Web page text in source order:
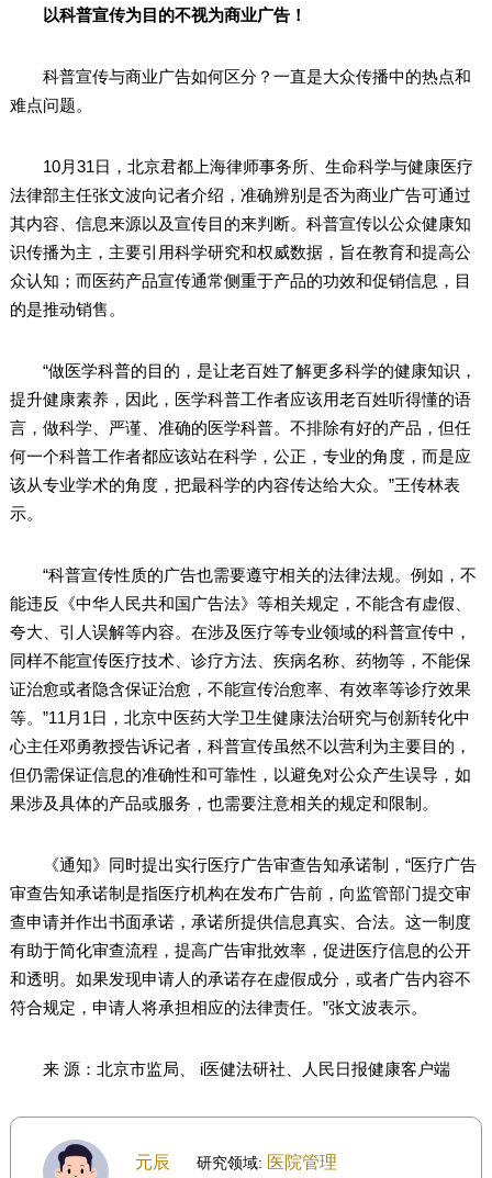
以科普宣传为目的不视为商业广告！
科普宣传与商业广告如何区分？一直是大众传播中的热点和
难点问题。
10月31日，北京君都上海律师事务所、生命科学与健康医疗
法律部主任张文波向记者介绍，准确辨别是否为商业广告可通过
其内容、信息来源以及宣传目的来判断。科普宣传以公众健康知
识传播为主，主要引用科学研究和权威数据，旨在教育和提高公
众认知；而医药产品宣传通常侧重于产品的功效和促销信息，目
的是推动销售。
“做医学科普的目的，是让老百姓了解更多科学的健康知识，
提升健康素养，因此，医学科普工作者应该用老百姓听得懂的语
言，做科学、严谨、准确的医学科普。不排除有好的产品，但任
何一个科普工作者都应该站在科学，公正，专业的角度，而是应
该从专业学术的角度，把最科学的内容传达给大众。”王传林表
示。
“科普宣传性质的广告也需要遵守相关的法律法规。例如，不
能违反《中华人民共和国广告法》等相关规定，不能含有虚假、
夸大、引人误解等内容。在涉及医疗等专业领域的科普宣传中，
同样不能宣传医疗技术、诊疗方法、疾病名称、药物等，不能保
证治愈或者隐含保证治愈，不能宣传治愈率、有效率等诊疗效果
等。”11月1日，北京中医药大学卫生健康法治研究与创新转化中
心主任邓勇教授告诉记者，科普宣传虽然不以营利为主要目的，
但仍需保证信息的准确性和可靠性，以避免对公众产生误导，如
果涉及具体的产品或服务，也需要注意相关的规定和限制。
《通知》同时提出实行医疗广告审查告知承诺制，“医疗广告
审查告知承诺制是指医疗机构在发布广告前，向监管部门提交审
查申请并作出书面承诺，承诺所提供信息真实、合法。这一制度
有助于简化审查流程，提高广告审批效率，促进医疗信息的公开
和透明。如果发现申请人的承诺存在虚假成分，或者广告内容不
符合规定，申请人将承担相应的法律责任。”张文波表示。
来 源：北京市监局、 i医健法研社、人民日报健康客户端
元辰 研究领域: 医院管理